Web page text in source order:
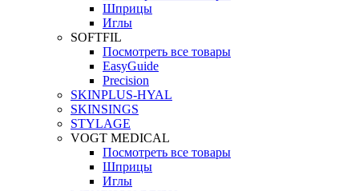
Шприцы
Иглы
SOFTFIL
Посмотреть все товары
EasyGuide
Precision
SKINPLUS-HYAL
SKINSINGS
STYLAGE
VOGT MEDICAL
Посмотреть все товары
Шприцы
Иглы